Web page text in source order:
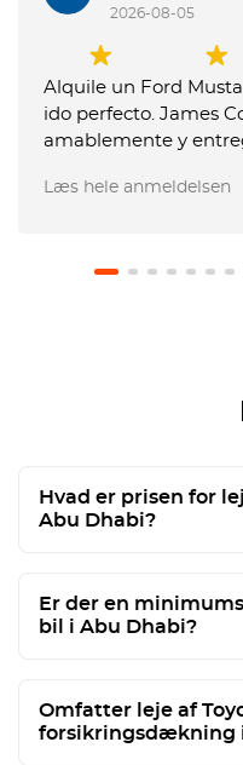
2026-08-05
Alquile un Ford
ido perfecto. James
amablemente y
dijeron que me
el cargo. El coche
Læs hele anmeldelsen
Hvad er prisen for
Abu Dhabi?
Er der en
bil i Abu Dhabi?
Omfatter leje af
forsikringsdækning